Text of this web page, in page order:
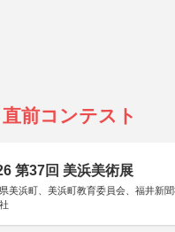
前コンテスト
第37回 美浜美術展
美浜町、美浜町教育委員会、福井新